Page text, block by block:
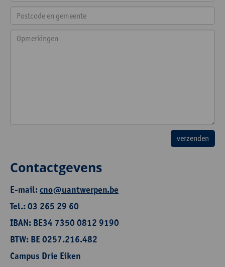
Contactgevens
E-mail:cno@uantwerpen.be
Tel.: 03 265 29 60
IBAN: BE34 7350 0812 9190
BTW: BE 0257.216.482
Campus Drie Eiken